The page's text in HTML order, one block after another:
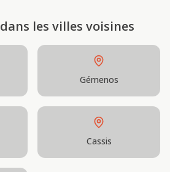
dans les villes voisines
Gémenos
Cassis